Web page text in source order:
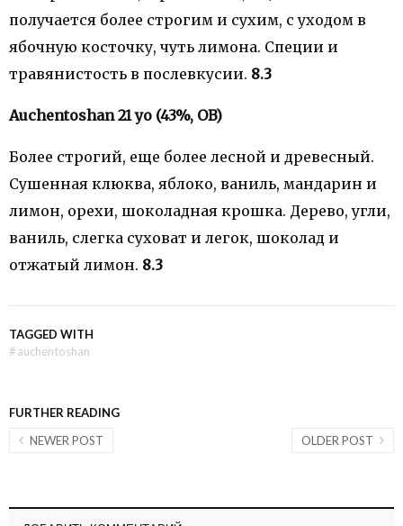
получается более строгим и сухим, с уходом в
ябочную косточку, чуть лимона. Специи и
травянистость в послевкусии. 8.3
Auchentoshan 21 yo (43%, OB)
Более строгий, еще более лесной и древесный.
Сушенная клюква, яблоко, ваниль, мандарин и
лимон, орехи, шоколадная крошка. Дерево, угли,
ваниль, слегка суховат и легок, шоколад и
отжатый лимон. 8.3
TAGGED WITH
#auchentoshan
FURTHER READING
OLDER POST
NEWER POST